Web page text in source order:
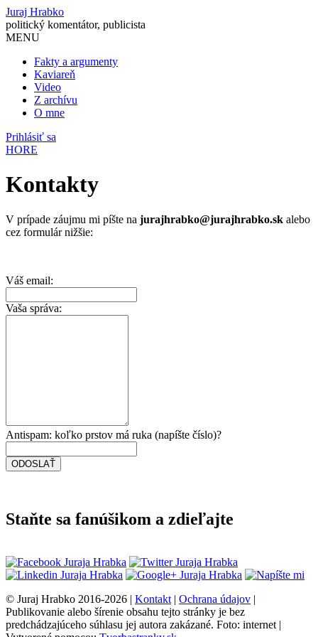
Juraj Hrabko
politický komentátor, publicista
MENU
Fakty a argumenty
Kaviareň
Video
Z archívu
O mne
Prihlásiť sa
HORE
Kontakty
V prípade záujmu mi píšte na jurajhrabko@jurajhrabko.sk alebo
cez formulár nižšie:
Váš email:
Vaša správa:
Antispam: koľko prstov má ruka (napíšte číslo)?
Staňte sa fanúšikom a zdieľajte
© Juraj Hrabko 2016-2026 | Kontakt | Ochrana údajov |
Publikovanie alebo šírenie obsahu tejto stránky je bez
predchádzajúceho súhlasu jej autora zakázané. Foto: internet |